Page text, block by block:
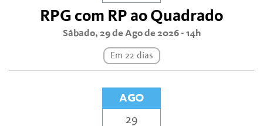
RPG com RP ao Quadrado
Sábado, 29 de Ago de 2026 - 14h
Em 22 dias
AGO
29